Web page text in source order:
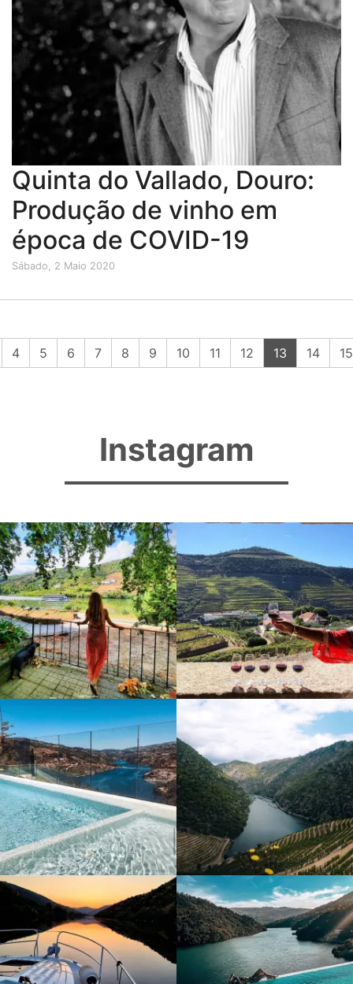
Quinta do Vallado, Douro:
Produção de vinho em
época de COVID-19
Sábado, 2 Maio 2020
4 5 6 7 8 9 10 11 12 13(current)
14 15
Instagram